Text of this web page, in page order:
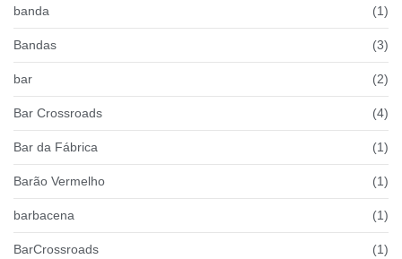
banda (1)
Bandas (3)
bar (2)
Bar Crossroads (4)
Bar da Fábrica (1)
Barão Vermelho (1)
barbacena (1)
BarCrossroads (1)